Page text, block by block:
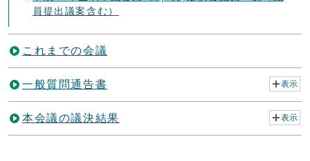
員提出議案含む）
これまでの会議
一般質問通告書 表示
本会議の議決結果 表示